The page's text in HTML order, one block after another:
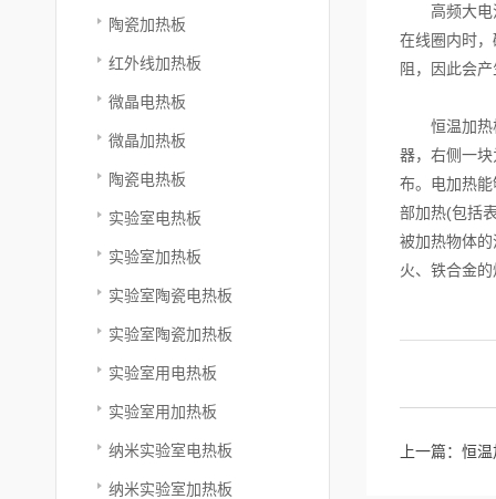
陶瓷加热板
红外线加热板
微晶电热板
微晶加热板
陶瓷电热板
实验室电热板
实验室加热板
实验室陶瓷电热板
实验室陶瓷加热板
实验室用电热板
实验室用加热板
纳米实验室电热板
纳米实验室加热板
高频大电流
在线圈内时
阻，因此会
恒温加热板
器，右侧一
布。电加热
部加热(包括
被加热物体
火、铁合金
上一篇： 恒温